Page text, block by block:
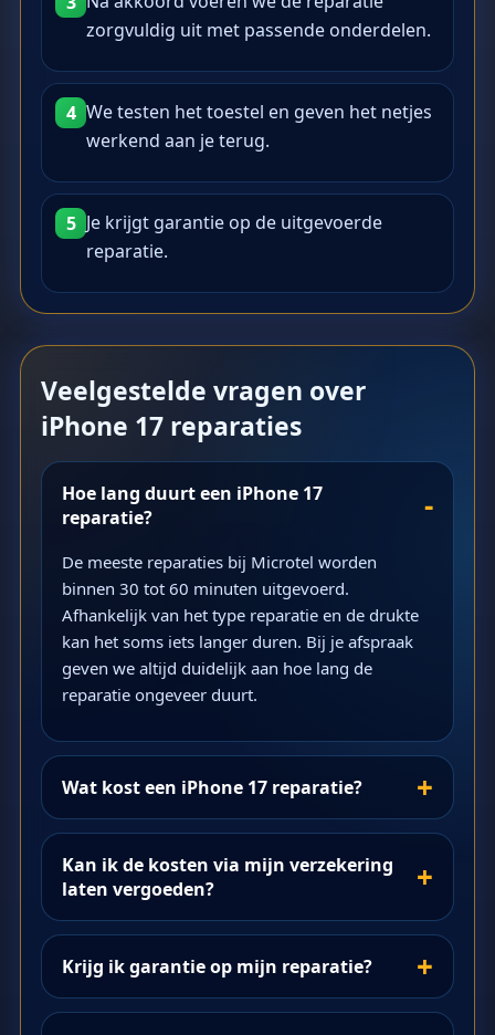
zorgvuldig uit met passende onderdelen.
4 We testen het toestel en geven het netjes
werkend aan je terug.
5 Je krijgt garantie op de uitgevoerde
reparatie.
Veelgestelde vragen over
iPhone 17 reparaties
Hoe lang duurt een iPhone 17
reparatie?
De meeste reparaties bij Microtel worden
binnen 30 tot 60 minuten uitgevoerd.
Afhankelijk van het type reparatie en de drukte
kan het soms iets langer duren. Bij je afspraak
geven we altijd duidelijk aan hoe lang de
reparatie ongeveer duurt.
Wat kost een iPhone 17 reparatie?
Kan ik de kosten via mijn verzekering
laten vergoeden?
Krijg ik garantie op mijn reparatie?